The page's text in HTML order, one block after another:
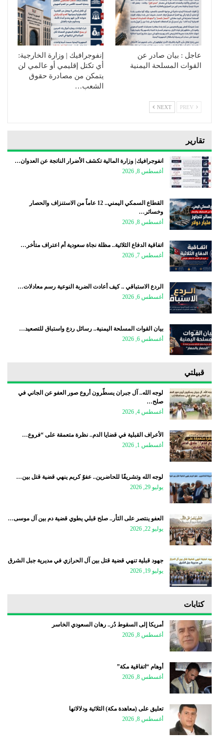
عاجل : بيان صادر عن
القوات المسلحة اليمنية
إنفوجرافيك | وزارة الخارجية:
أي تكتل إقليمي أو عالمي لن
يتمكن من مصادرة حقوق
الشعب…
NEXT
تقارير
انفوجرافيك| وزارة المالية تكشف الأضرار الناتجة عن العدوان…
أغسطس 8, 2026
القطاع السمكي اليمني.. 12 عاماً من الاستنزاف والحصار
وخسائر…
أغسطس 8, 2026
اتفاقية الدفاع الثلاثية.. مظلة نجاة سعودية أم اعتراف متأخر…
أغسطس 7, 2026
الردع الاستباقي .. كيف أعادت الضربة النوعية رسم معادلات…
أغسطس 6, 2026
بيان القوات المسلحة اليمنية.. رسائل ردع واستباق للتصعيد…
أغسطس 6, 2026
قبيلتي
لوجه الله.. آل جبران يسطّرون أروع صور العفو عن الجاني في
صلح…
أغسطس 4, 2026
الأعراف القبلية في قضايا الدم.. نظرة متعمقة على “فروع…
أغسطس 1, 2026
لوجه الله وتشريفًا للحاضرين.. عفوٌ كريم ينهي قضية قتل بين…
يوليو 29, 2026
العفو ينتصر على الثأر.. صلح قبلي يطوي قضية دم بين آل موسى…
يوليو 22, 2026
جهود قبلية تنهي قضية قتل بين آل الحرازي في مديرية جبل الشرق
يوليو 19, 2026
كتابات
أمريكا إلى السقوط دُر.. رهان السعودي الخاسر
أغسطس 8, 2026
أوهام “اتفاقية مكة”
أغسطس 8, 2026
تعليق على (معاهدة مكة) الثلاثية ودلالاتها
أغسطس 8, 2026